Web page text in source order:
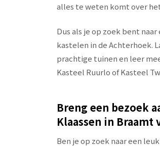
alles te weten komt over
Dus als je op zoek bent
kastelen in de Achterhoek.
prachtige tuinen en leer
Kasteel Ruurlo of Kasteel
Breng een bezoek
Klaassen in
Ben je op zoek naar een